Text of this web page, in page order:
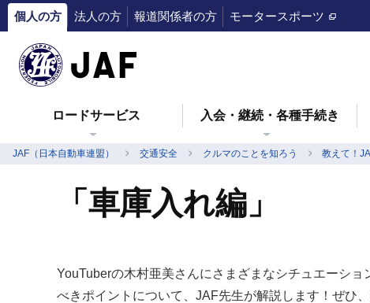
個人の方 法人の方 報道関係者の方 モータースポーツ
ロードサービス 入会・継続・各種手続き
JAF（日本自動車連盟） 交通安全 クルマのことを知ろう 教えて！
「車庫入れ編」
YouTuberの木村亜美さんにさまざまなシチュエーシ
べきポイントについて、JAF先生が解説します！ぜひ